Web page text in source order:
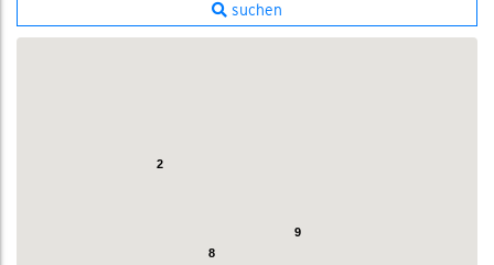
suchen
9
2
8